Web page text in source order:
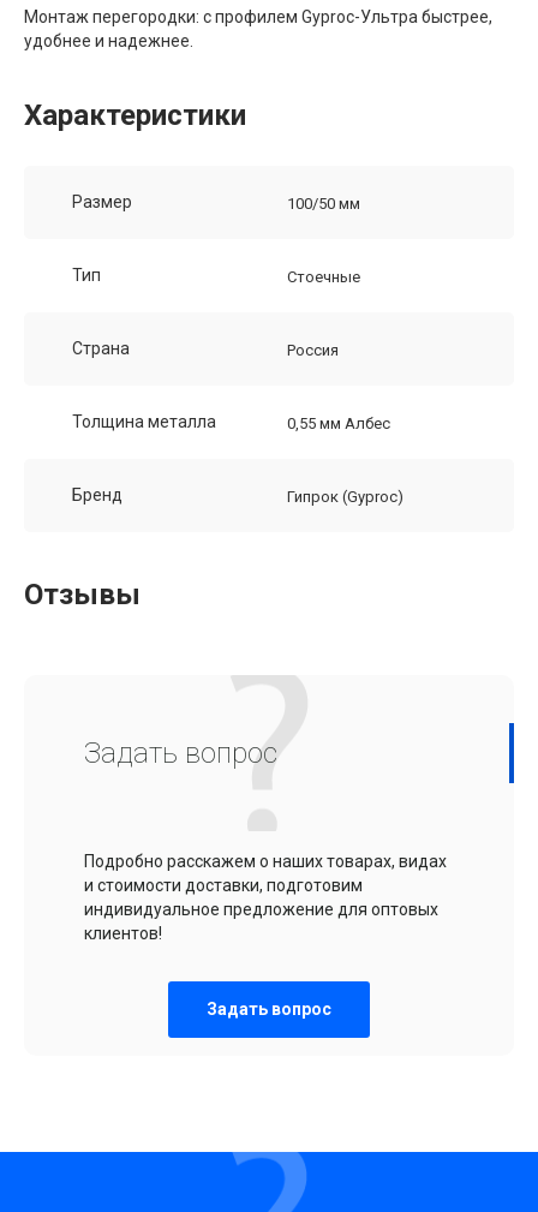
Монтаж перегородки: с профилем Gyproc-Ультра быстрее,
удобнее и надежнее.
Характеристики
Размер 100/50 мм
Тип Стоечные
Страна Россия
Толщина металла 0,55 мм Албес
Бренд Гипрок (Gyproc)
Отзывы
Задать вопрос
Подробно расскажем о наших товарах, видах
и стоимости доставки, подготовим
индивидуальное предложение для оптовых
клиентов!
Задать вопрос